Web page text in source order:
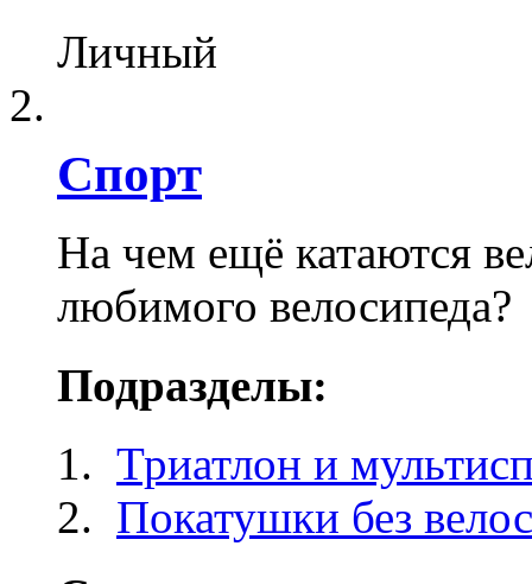
Личный
Спорт
На чем ещё катаются
любимого велосипеда?
Подразделы:
Триатлон и
Покатушки без